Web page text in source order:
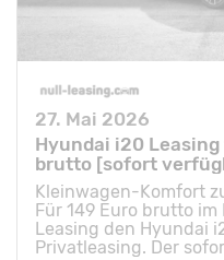
27. Mai 2026
Hyundai i20
brutto [sofort
Kleinwagen-Komfort
Für 149 Euro brutto
Leasing den Hyundai
Privatleasing. Der